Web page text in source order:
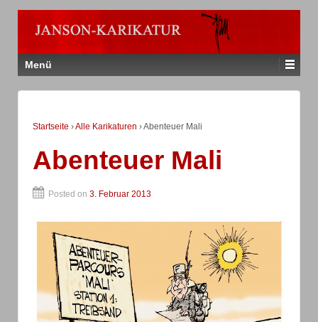
Menü
Startseite ›Alle Karikaturen ›Abenteuer Mali
Abenteuer Mali
Posted on 3. Februar 2013